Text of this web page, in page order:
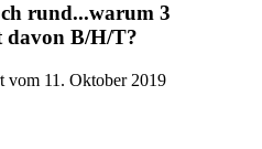
rund...warum 3
davon B/H/T?
vom 11. Oktober 2019